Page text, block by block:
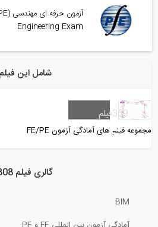
Engineering Exam
شامل این فیلم
مجموعه فیلم های آمادگی آزمون FE/PE
359فیلم
گالری فیلم 808
BIM